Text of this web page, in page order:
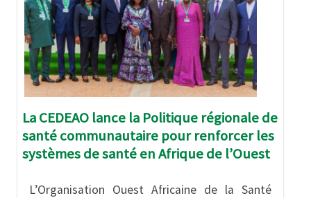
La CEDEAO lance la Politique régionale de
santé communautaire pour renforcer les
systèmes de santé en Afrique de l’Ouest
L’Organisation Ouest Africaine de la Santé